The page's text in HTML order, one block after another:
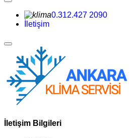
0.312.427 2090
İletişim
İletişim Bilgileri